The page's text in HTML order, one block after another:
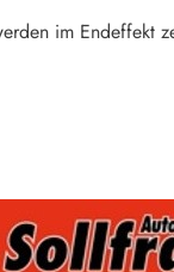
im Endeffekt